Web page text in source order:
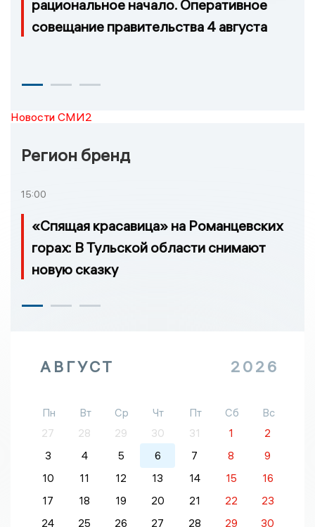
рациональное начало. Оперативное
совещание правительства 4 августа
Новости СМИ2
Регион бренд
15:00
«Спящая красавица» на Романцевских
горах: В Тульской области снимают
новую сказку
АВГУСТ 2026
Пн Вт Ср Чт Пт Сб
Вс
27
28 29 30 31 1
2
3
4 5 6 7 8
9
10
11 12 13 14 15
16
17
18 19 20 21 22
23
24
25 26 27 28 29
30